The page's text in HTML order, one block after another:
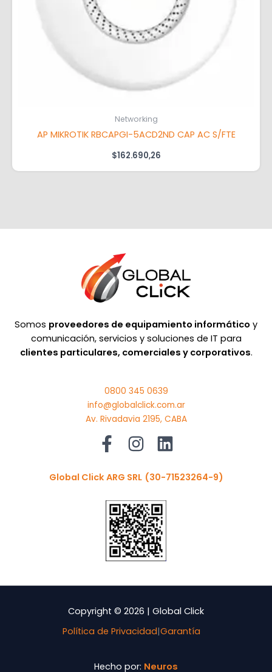
Networking
AP MIKROTIK RBCAPGI-5ACD2ND CAP AC S/FTE
$162.690,26
Somos proveedores de equipamiento informático y
comunicación, servicios y soluciones de IT para
clientes particulares, comerciales y corporativos.
0800 345 0639
info@globalclick.com.ar
Av. Rivadavia 2195, CABA
Global Click ARG SRL (30-71523264-9)
Copyright © 2026 | Global Click
Política de Privacidad|Garantía
Hecho por: Neuros